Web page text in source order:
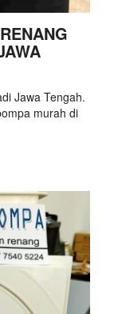
Jawa Tengah.
murah di